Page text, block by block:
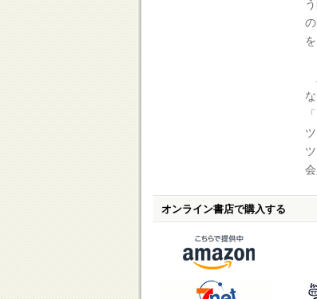
オンライン書店で購入する